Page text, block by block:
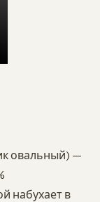
овальный) —
набухает в